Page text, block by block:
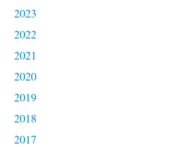
2023
2022
2021
2020
2019
2018
2017